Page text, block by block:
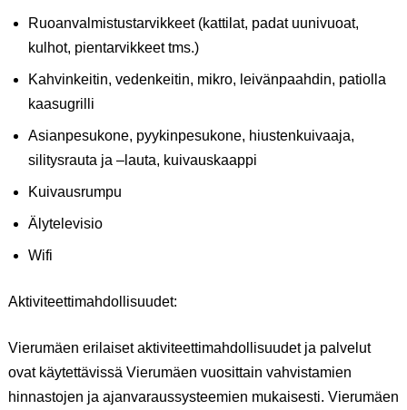
Ruoanvalmistustarvikkeet (kattilat, padat uunivuoat,
kulhot, pientarvikkeet tms.)
Kahvinkeitin, vedenkeitin, mikro, leivänpaahdin, patiolla
kaasugrilli
Asianpesukone, pyykinpesukone, hiustenkuivaaja,
silitysrauta ja –lauta, kuivauskaappi
Kuivausrumpu
Älytelevisio
Wifi
Aktiviteettimahdollisuudet:
Vierumäen erilaiset aktiviteettimahdollisuudet ja palvelut
ovat käytettävissä Vierumäen vuosittain vahvistamien
hinnastojen ja ajanvaraussysteemien mukaisesti. Vierumäen